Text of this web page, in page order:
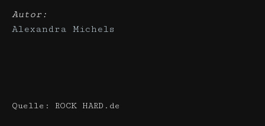
Autor:
Alexandra Michels
Quelle: ROCK HARD.de